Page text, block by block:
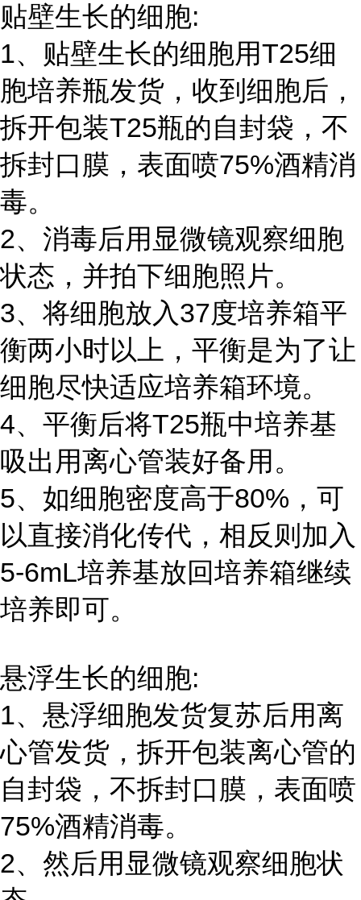
贴壁生长的细胞:
1、贴壁生长的细胞用T25细
胞培养瓶发货，收到细胞后，
拆开包装T25瓶的自封袋，不
拆封口膜，表面喷75%酒精消
毒。
2、消毒后用显微镜观察细胞
状态，并拍下细胞照片。
3、将细胞放入37度培养箱平
衡两小时以上，平衡是为了让
细胞尽快适应培养箱环境。
4、平衡后将T25瓶中培养基
吸出用离心管装好备用。
5、如细胞密度高于80%，可
以直接消化传代，相反则加入
5-6mL培养基放回培养箱继续
培养即可。
悬浮生长的细胞:
1、悬浮细胞发货复苏后用离
心管发货，拆开包装离心管的
自封袋，不拆封口膜，表面喷
75%酒精消毒。
2、然后用显微镜观察细胞状